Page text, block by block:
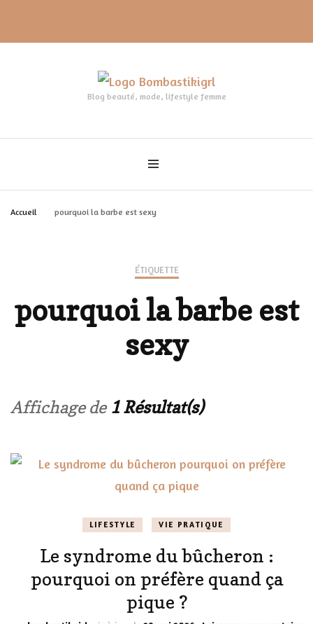
Blog beauté, mode, lifestyle femme
Accueil pourquoi la barbe est sexy
ÉTIQUETTE
pourquoi la barbe est
sexy
Affichage de 1 Résultat(s)
LIFESTYLE VIE PRATIQUE
Le syndrome du bûcheron :
pourquoi on préfère quand ça
pique ?